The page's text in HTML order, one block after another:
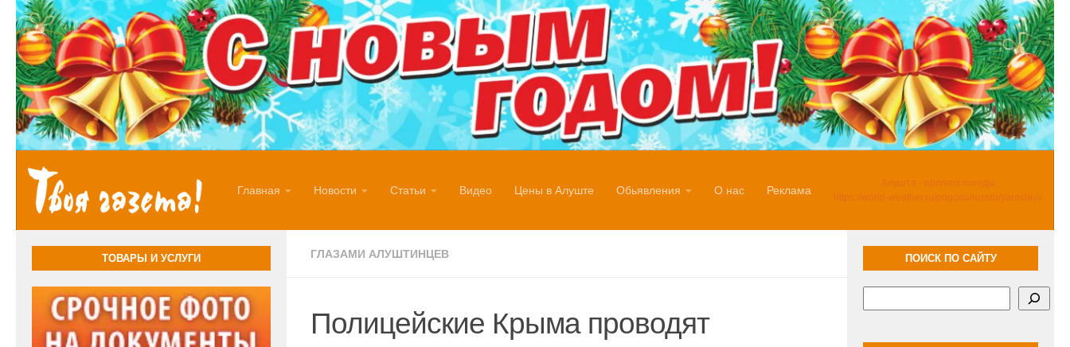
Перейти к содержимому
Главная Новости Статьи Видео Цены в Алуште Обьявления О нас Реклама
Алушта - прогноз погоды
https://world-weather.ru/pogoda/russia/yaroslavl/
ГЛАЗАМИ АЛУШТИНЦЕВ
Полицейские Крыма проводят
ТОВАРЫ И УСЛУГИ ПОИСК ПО САЙТУ